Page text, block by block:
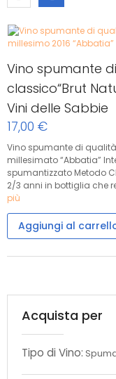
Vino spumante
classico“Brut
Vini delle Sabbie
17,00 €
Vino spumante di qualità
millesimato “Abbatia”
spumantizzato Metodo
2/3 anni in bottiglia che
più
Aggiungi al
Acquista per
Tipo di Vino: